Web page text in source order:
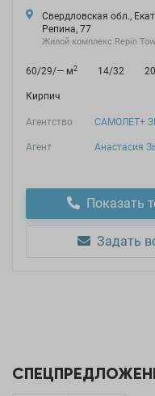
Свердловская обл.,
Репина, 77
Жилой комплекс Repin
60/29/— м2 14/32
Кирпич
Агентство САМОЛЕТ+
Агент Анастасия
Показать
Задать